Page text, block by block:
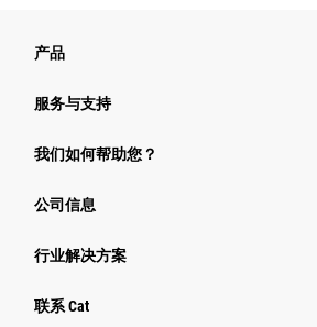
产品
服务与支持
我们如何帮助您？
公司信息
行业解决方案
行业
联系 Cat